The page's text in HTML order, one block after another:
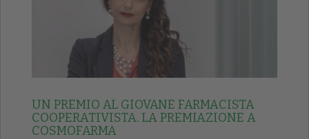
UN PREMIO AL GIOVANE FARMACISTA
COOPERATIVISTA. LA PREMIAZIONE A
COSMOFARMA